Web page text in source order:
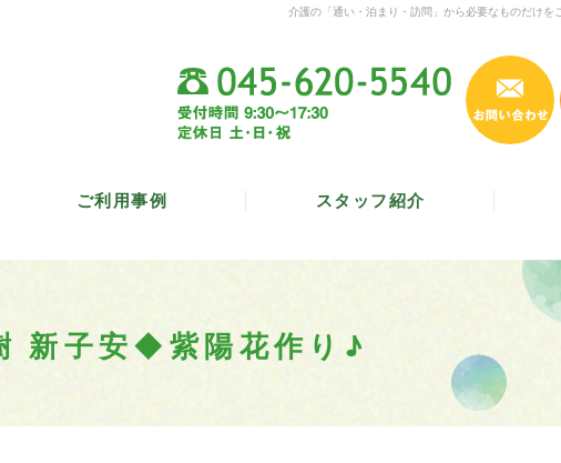
新子安◆紫陽花作り♪
介護の「通い・泊まり・訪問」から必要なものだけを
045-
受付
ご利用事例 スタッフ紹介